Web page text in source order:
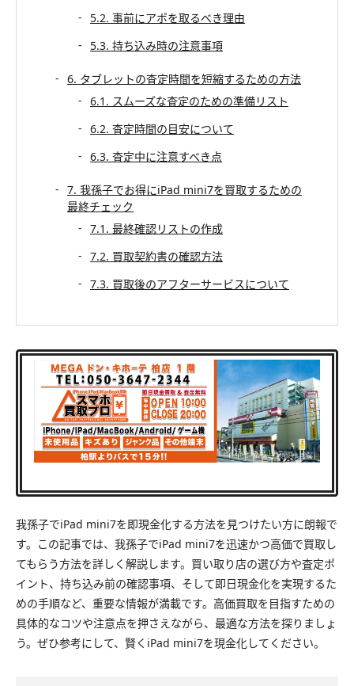
5.2. 事前にアポを取るべき理由
5.3. 持ち込み時の注意事項
6. タブレットの査定時間を短縮するための方法
6.1. スムーズな査定のための準備リスト
6.2. 査定時間の目安について
6.3. 査定中に注意すべき点
7. 我孫子でお得にiPad mini7を買取するための
最終チェック
7.1. 最終確認リストの作成
7.2. 買取契約書の確認方法
7.3. 買取後のアフターサービスについて
我孫子でiPad mini7を即現金化する方法を見つけたい方に朗報で
す。この記事では、我孫子でiPad mini7を迅速かつ高価で買取し
てもらう方法を詳しく解説します。買い取り店の選び方や査定ポ
イント、持ち込み前の確認事項、そして即日現金化を実現するた
めの手順など、重要な情報が満載です。高価買取を目指すための
具体的なコツや注意点を押さえながら、最適な方法を探りましょ
う。ぜひ参考にして、賢くiPad mini7を現金化してください。